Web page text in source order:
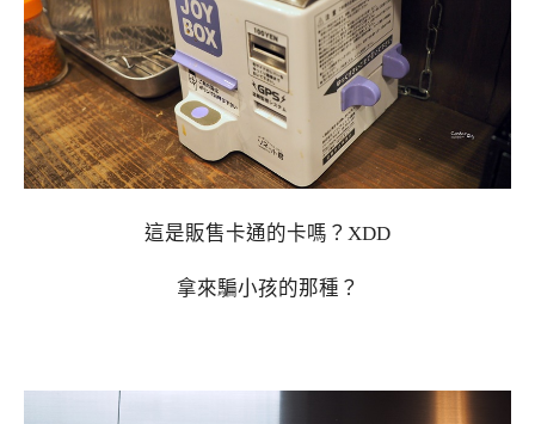
這是販售卡通的卡嗎？XDD
拿來騙小孩的那種？